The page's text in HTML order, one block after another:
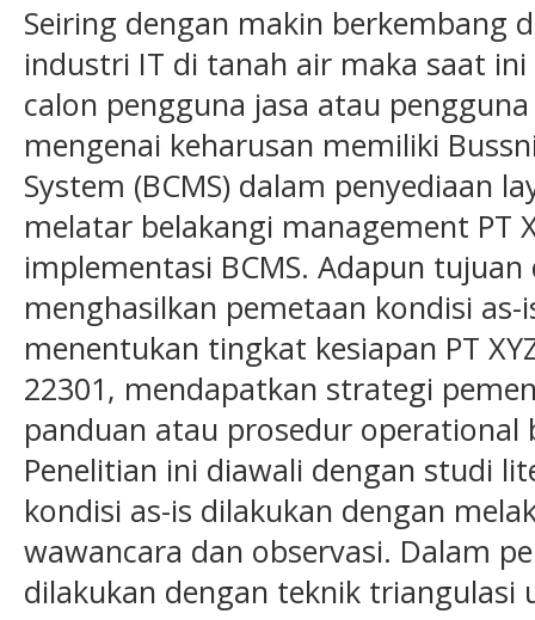
Seiring dengan makin berkembang
industri IT di tanah air maka saat
calon pengguna jasa atau
mengenai keharusan memiliki
System (BCMS) dalam penyediaan
melatar belakangi management PT
implementasi BCMS. Adapun
menghasilkan pemetaan kondisi as-
menentukan tingkat kesiapan PT
22301, mendapatkan strategi
panduan atau prosedur operational
Penelitian ini diawali dengan studi
kondisi as-is dilakukan dengan
wawancara dan observasi. Dalam
dilakukan dengan teknik triangulasi